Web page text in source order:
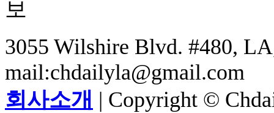
3055 Wilshire Blvd. #480,
mail:chdailyla@gmail.com
회사소개 | Copyright ©